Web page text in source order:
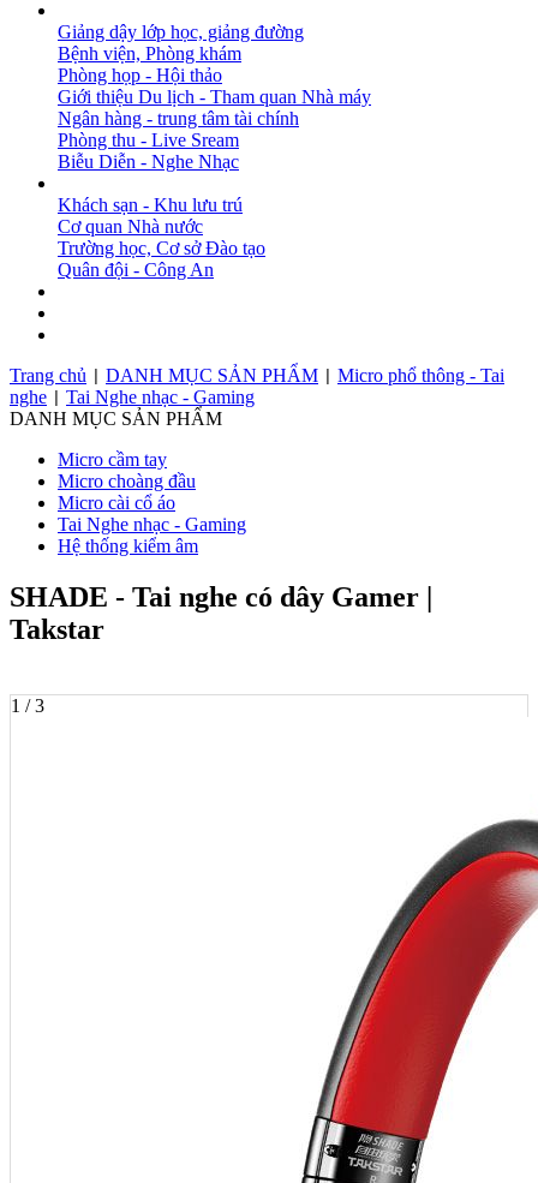
Giảng dậy lớp học, giảng đường
Bệnh viện, Phòng khám
Phòng họp - Hội thảo
Giới thiệu Du lịch - Tham quan Nhà máy
Ngân hàng - trung tâm tài chính
Phòng thu - Live Sream
Biễu Diễn - Nghe Nhạc
Khách sạn - Khu lưu trú
Cơ quan Nhà nước
Trường học, Cơ sở Đào tạo
Quân đội - Công An
Trang chủ
DANH MỤC SẢN PHẨM
Micro phổ thông - Tai
nghe
Tai Nghe nhạc - Gaming
DANH MỤC SẢN PHẨM
Micro cầm tay
Micro choàng đầu
Micro cài cổ áo
Tai Nghe nhạc - Gaming
Hệ thống kiểm âm
SHADE - Tai nghe có dây Gamer |
Takstar
1 / 3